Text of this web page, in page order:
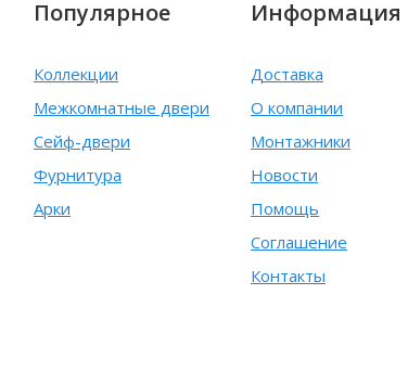
Популярное
Коллекции
Межкомнатные двери
Сейф-двери
Фурнитура
Арки
Информация
Доставка
О компании
Монтажники
Новости
Помощь
Соглашение
Контакты